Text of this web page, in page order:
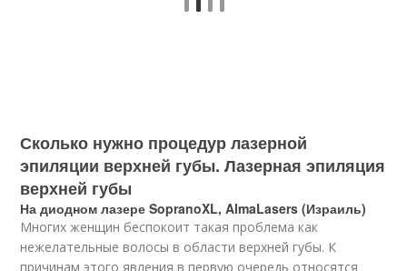
Сколько нужно процедур лазерной
эпиляции верхней губы. Лазерная эпиляция
верхней губы
На диодном лазере SopranoXL, AlmaLasers (Израиль)
Многих женщин беспокоит такая проблема как
нежелательные волосы в области верхней губы. К
причинам этого явления в первую очередь относятся